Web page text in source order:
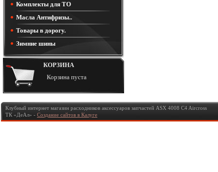
Комплекты для ТО
Масла Антифризы..
Товары в дорогу.
Зимние шины
КОРЗИНА
Корзина пуста
Клубный интернет магазин расходников аксессуаров запчастей ASX 4008 C4 Aircross
ТК «ДеАл» - Создание сайтов в Калуге